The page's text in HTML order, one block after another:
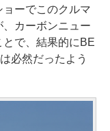
ーでこのクルマ
カーボンニュー
とで、結果的にBE
必然だったよう